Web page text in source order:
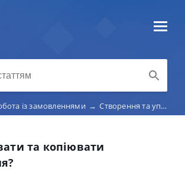
із замовленнями → Створення та управління замовленнями
та копіювати